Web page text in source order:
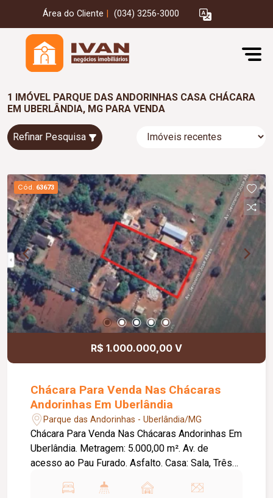
Área do Cliente (034) 3256-3000
1 IMÓVEL PARQUE DAS ANDORINHAS CASA CHÁCARA
EM UBERLÂNDIA, MG PARA VENDA
Refinar Pesquisa
Cód. 63673
R$ 1.000.000,00 V
Chácara Para Venda Nas Chácaras
Andorinhas Em Uberlândia
Parque das Andorinhas - Uberlândia/MG
Chácara Para Venda Nas Chácaras Andorinhas Em
Uberlândia. Metragem: 5.000,00 m². Av. de
acesso ao Pau Furado. Asfalto. Casa: Sala, Três